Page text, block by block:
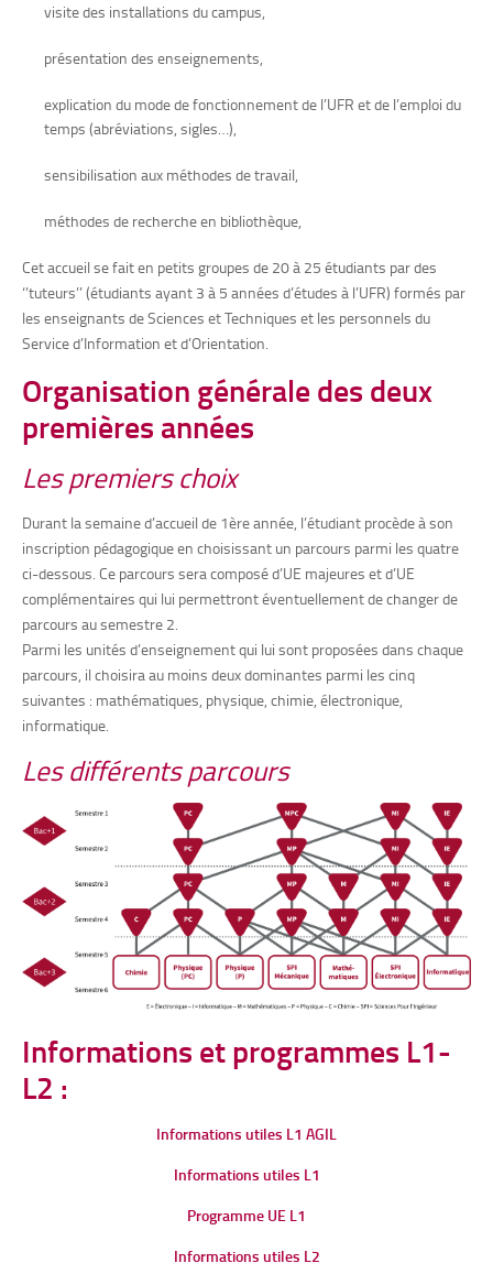
visite des installations du campus,
présentation des enseignements,
explication du mode de fonctionnement de l’UFR et de l’emploi du
temps (abréviations, sigles…),
sensibilisation aux méthodes de travail,
méthodes de recherche en bibliothèque,
Cet accueil se fait en petits groupes de 20 à 25 étudiants par des
‘’tuteurs’’ (étudiants ayant 3 à 5 années d’études à l’UFR) formés par
les enseignants de Sciences et Techniques et les personnels du
Service d’Information et d’Orientation.
Organisation générale des deux
premières années
Les premiers choix
Durant la semaine d’accueil de 1ère année, l’étudiant procède à son
inscription pédagogique en choisissant un parcours parmi les quatre
ci-dessous. Ce parcours sera composé d’UE majeures et d’UE
complémentaires qui lui permettront éventuellement de changer de
parcours au semestre 2.
Parmi les unités d’enseignement qui lui sont proposées dans chaque
parcours, il choisira au moins deux dominantes parmi les cinq
suivantes : mathématiques, physique, chimie, électronique,
informatique.
Les différents parcours
Informations et programmes L1-
L2 :
Informations utiles L1 AGIL
Informations utiles L1
Programme UE L1
Informations utiles L2